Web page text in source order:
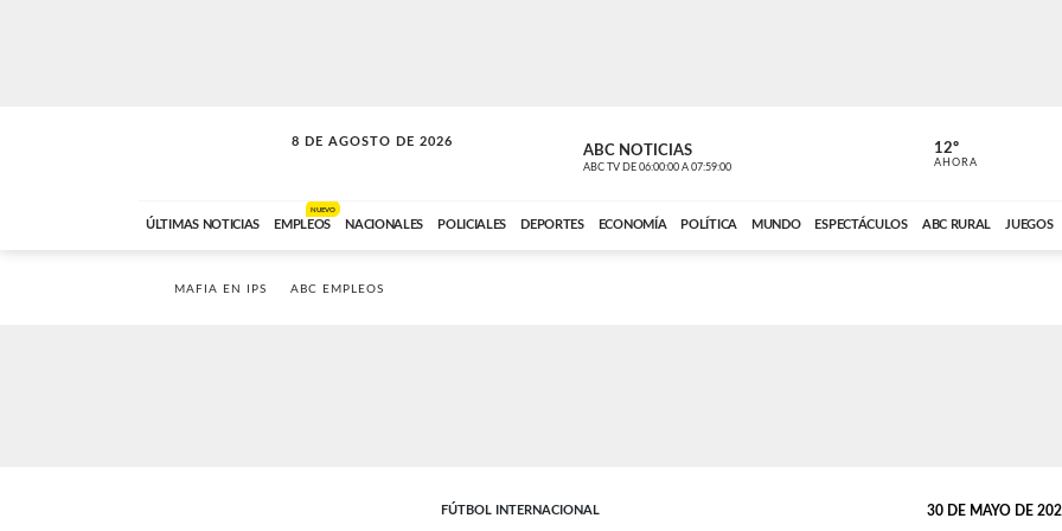
8 DE AGOSTO DE 2026
SOLO MÚSICA ABC NOTICIAS
ABC TV DE 06:00:00 A 07:59:00 ABC CARDINAL
12º
AHORA
ÚLTIMAS NOTICIAS EMPLEOS
NUEVO
NACIONALES POLICIALES DEPORTES ECONOMÍA POLÍTICA MUNDO ESPECTÁCULOS ABC RURAL JUEGOS
MAFIA EN IPS ABC EMPLEOS
FÚTBOL INTERNACIONAL 30 DE MAYO DE